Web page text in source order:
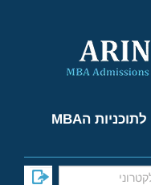
למד על אפשרויות הקבלה לתוכניות הMBA